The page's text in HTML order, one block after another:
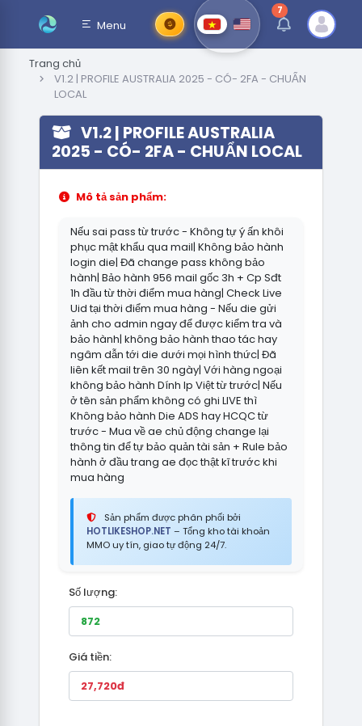
Menu
7thông báo chưa
Trang chủ
V1.2 | PROFILE AUSTRALIA 2025 - CÓ- 2FA - CHUẨN
LOCAL
V1.2 | PROFILE AUSTRALIA
2025 - CÓ- 2FA - CHUẨN LOCAL
Mô tả sản phẩm:
Nếu sai pass từ trước - Không tự ý ấn khôi
phục mật khẩu qua mail| Không bảo hành
login die| Đã change pass không bảo
hành| Bảo hành 956 mail gốc 3h + Cp Sđt
1h đầu từ thời điểm mua hàng| Check Live
Uid tại thời điểm mua hàng - Nếu die gửi
ảnh cho admin ngay để được kiểm tra và
bảo hành| không bảo hành thao tác hay
ngâm dẫn tới die dưới mọi hình thức| Đã
liên kết mail trên 30 ngày| Với hàng ngoại
không bảo hành Dính Ip Việt từ trước| Nếu
ở tên sản phẩm không có ghi LIVE thì
Không bảo hành Die ADS hay HCQC từ
trước - Mua về ae chủ động change lại
thông tin để tự bảo quản tài sản + Rule bảo
hành ở đầu trang ae đọc thật kĩ trước khi
mua hàng
Sản phẩm được phân phối bởi
HOTLIKESHOP.NET – Tổng kho tài khoản
MMO uy tín, giao tự động 24/7.
Số lượng:
Giá tiền: